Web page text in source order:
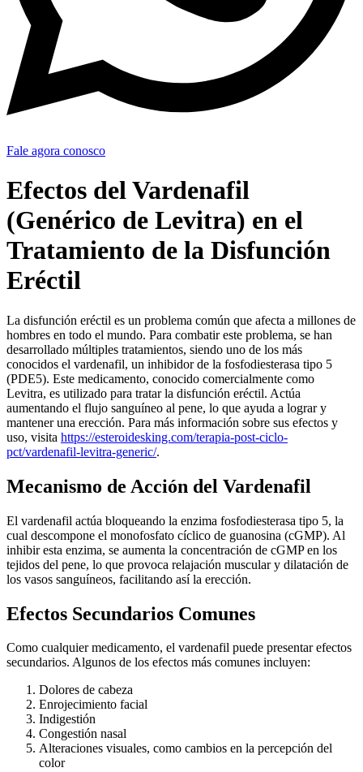
Fale agora conosco
Efectos del Vardenafil
(Genérico de Levitra) en el
Tratamiento de la Disfunción
Eréctil
La disfunción eréctil es un problema común que afecta a millones de
hombres en todo el mundo. Para combatir este problema, se han
desarrollado múltiples tratamientos, siendo uno de los más
conocidos el vardenafil, un inhibidor de la fosfodiesterasa tipo 5
(PDE5). Este medicamento, conocido comercialmente como
Levitra, es utilizado para tratar la disfunción eréctil. Actúa
aumentando el flujo sanguíneo al pene, lo que ayuda a lograr y
mantener una erección. Para más información sobre sus efectos y
uso, visita https://esteroidesking.com/terapia-post-ciclo-
pct/vardenafil-levitra-generic/.
Mecanismo de Acción del Vardenafil
El vardenafil actúa bloqueando la enzima fosfodiesterasa tipo 5, la
cual descompone el monofosfato cíclico de guanosina (cGMP). Al
inhibir esta enzima, se aumenta la concentración de cGMP en los
tejidos del pene, lo que provoca relajación muscular y dilatación de
los vasos sanguíneos, facilitando así la erección.
Efectos Secundarios Comunes
Como cualquier medicamento, el vardenafil puede presentar efectos
secundarios. Algunos de los efectos más comunes incluyen:
Dolores de cabeza
Enrojecimiento facial
Indigestión
Congestión nasal
Alteraciones visuales, como cambios en la percepción del
color